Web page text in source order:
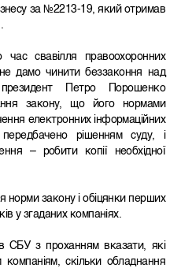
за №2213-19, який отримав
свавілля правоохоронних
дамо чинити беззаконня над
Петро Порошенко
закону, що його нормами
електронних інформаційних
рішенням суду, і
– робити копії необхідної
норми закону і обіцянки перших
у згаданих компаніях.
СБУ з проханням вказати, які
компаніям, скільки обладнання